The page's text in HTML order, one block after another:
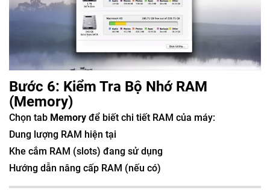
Bước 6: Kiểm Tra Bộ Nhớ RAM
(Memory)
Chọn tab Memory để biết chi tiết RAM của máy:
Dung lượng RAM hiện tại
Khe cắm RAM (slots) đang sử dụng
Hướng dẫn nâng cấp RAM (nếu có)